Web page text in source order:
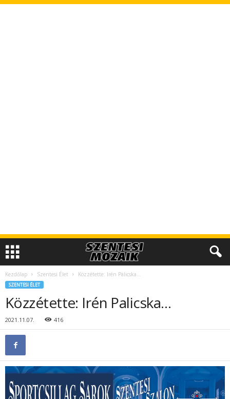
Kezdőlap Szentesi Élet Közzétette: Irén Palicska…
SZENTESI ÉLET
Közzétette: Irén Palicska…
2021.11.07. 416